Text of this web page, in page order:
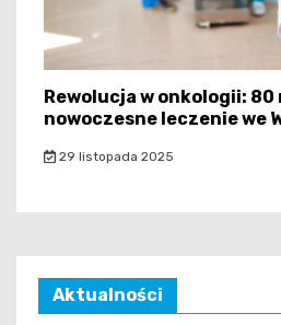
Rewolucja w onkologii: 80
nowoczesne leczenie we
29 listopada 2025
Aktualności